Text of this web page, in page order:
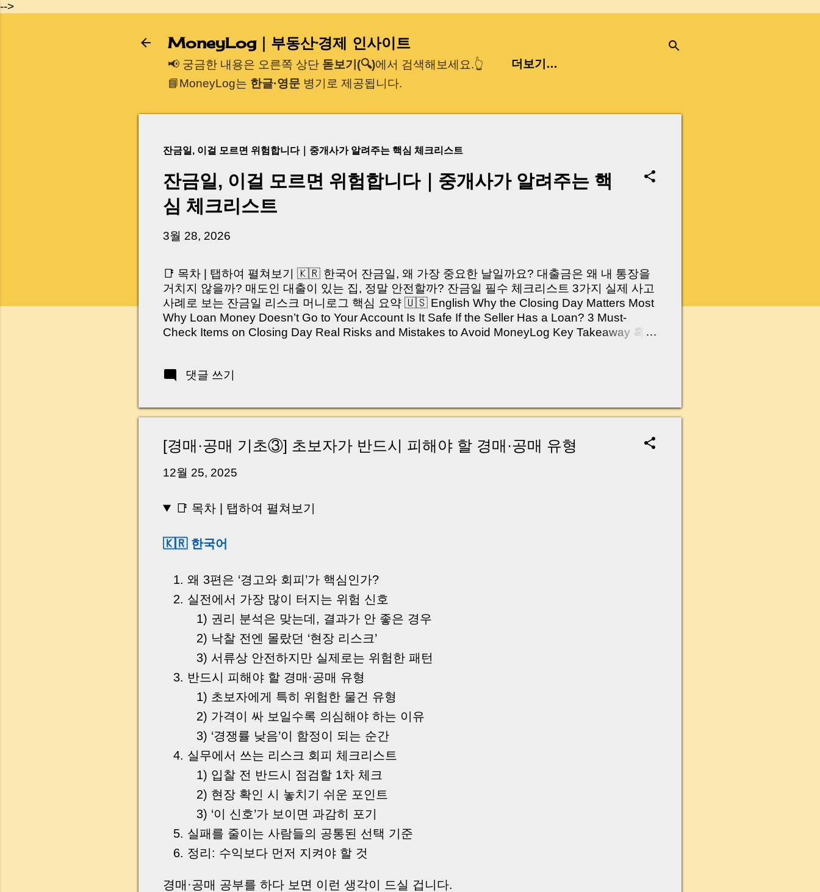
-->
기본 콘텐츠로 건너뛰기
MoneyLog｜부동산·경제 인사이트
📢 궁금한 내용은 오른쪽 상단 돋보기(🔍)에서 검색해보세요.👆
📘MoneyLog는 한글·영문 병기로 제공됩니다.
더보기…
잔금일, 이걸 모르면 위험합니다｜중개사가 알려주는 핵심 체크리스트
잔금일, 이걸 모르면 위험합니다｜중개사가 알려주는 핵
심 체크리스트
3월 28, 2026
📑 목차 | 탭하여 펼쳐보기 🇰🇷 한국어 잔금일, 왜 가장 중요한 날일까요? 대출금은 왜 내 통장을
거치지 않을까? 매도인 대출이 있는 집, 정말 안전할까? 잔금일 필수 체크리스트 3가지 실제 사고
사례로 보는 잔금일 리스크 머니로그 핵심 요약 🇺🇸 English Why the Closing Day Matters Most
Why Loan Money Doesn’t Go to Your Account Is It Safe If the Seller Has a Loan? 3 Must-
Check Items on Closing Day Real Risks and Mistakes to Avoid MoneyLog Key Takeaway 혹시
억 원이 한 번에 움직이는 가장 긴장되는 순간 입니다. 실제로 제가 중개 현장에서 겪었던 일입니
황이 있었습니다. 또 어떤 분은 이렇게 말씀하십니다. “내 대출인데 왜 내 통장으로 안 들어오죠?”
“매도인이 대출 안 갚고 도망가면 어떡하죠?” 이 모든 불안, 사실은 ‘구조’를 몰라서 생기는 걱정입
꼭 준비해야 하는지 중개 실무 기준으로 아주 쉽게 풀어드리겠습니다. 이 글 하나만 제대로 이해
Introduction (Tap to expand) Have you ever thought like this? “Closing day…...
댓글 쓰기
[경매·공매 기초③] 초보자가 반드시 피해야 할 경매·공매 유형
12월 25, 2025
📑 목차 | 탭하여 펼쳐보기
🇰🇷 한국어
왜 3편은 ‘경고와 회피’가 핵심인가?
실전에서 가장 많이 터지는 위험 신호
1) 권리 분석은 맞는데, 결과가 안 좋은 경우
2) 낙찰 전엔 몰랐던 ‘현장 리스크’
3) 서류상 안전하지만 실제로는 위험한 패턴
반드시 피해야 할 경매·공매 유형
1) 초보자에게 특히 위험한 물건 유형
2) 가격이 싸 보일수록 의심해야 하는 이유
3) ‘경쟁률 낮음’이 함정이 되는 순간
실무에서 쓰는 리스크 회피 체크리스트
1) 입찰 전 반드시 점검할 1차 체크
2) 현장 확인 시 놓치기 쉬운 포인트
3) ‘이 신호’가 보이면 과감히 포기
실패를 줄이는 사람들의 공통된 선택 기준
정리: 수익보다 먼저 지켜야 할 것
경매·공매 공부를 하다 보면 이런 생각이 드실 겁니다.